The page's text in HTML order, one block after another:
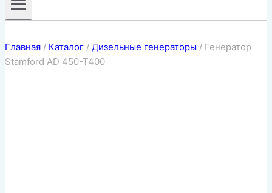
Главная / Каталог / Дизельные генераторы / Генератор
Stamford AD 450-T400